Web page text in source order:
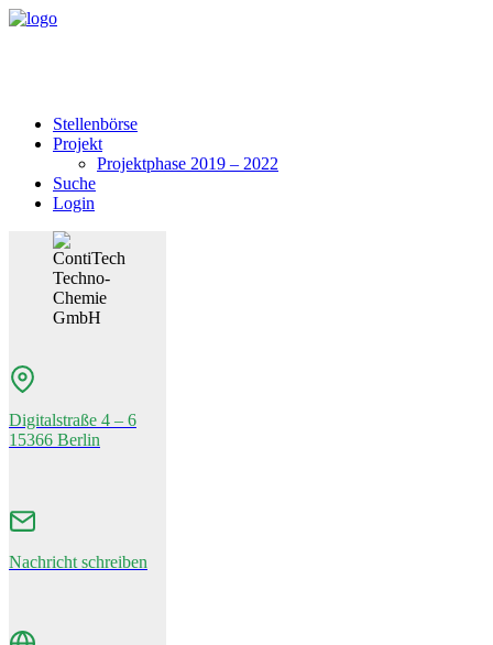
Stellenbörse
Projekt
Projektphase 2019 – 2022
Suche
Login
Digitalstraße 4 – 6
15366 Berlin
Nachricht schreiben